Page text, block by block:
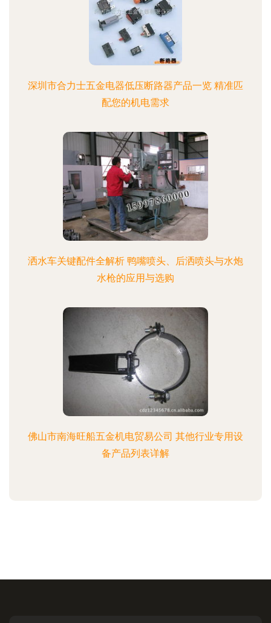
深圳市合力士五金电器低压断路器产品一览 精准匹
配您的机电需求
洒水车关键配件全解析 鸭嘴喷头、后洒喷头与水炮
水枪的应用与选购
佛山市南海旺船五金机电贸易公司 其他行业专用设
备产品列表详解